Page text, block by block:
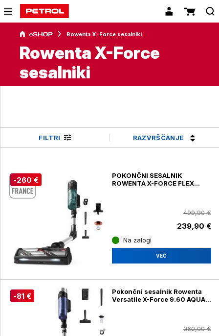
Rowenta X-Force sesalniki
Rowenta X-Force
sesalniki
FILTRI RAZVRŠČANJE
-260 €
POKONČNI SESALNIK
ROWENTA X-FORCE FLEX
499,90 €
239,90 €
Na zalogi
VEČ
-81 €
Pokončni sesalnik Rowenta
Versatile X-Force 9.60 AQUA
360,00 €